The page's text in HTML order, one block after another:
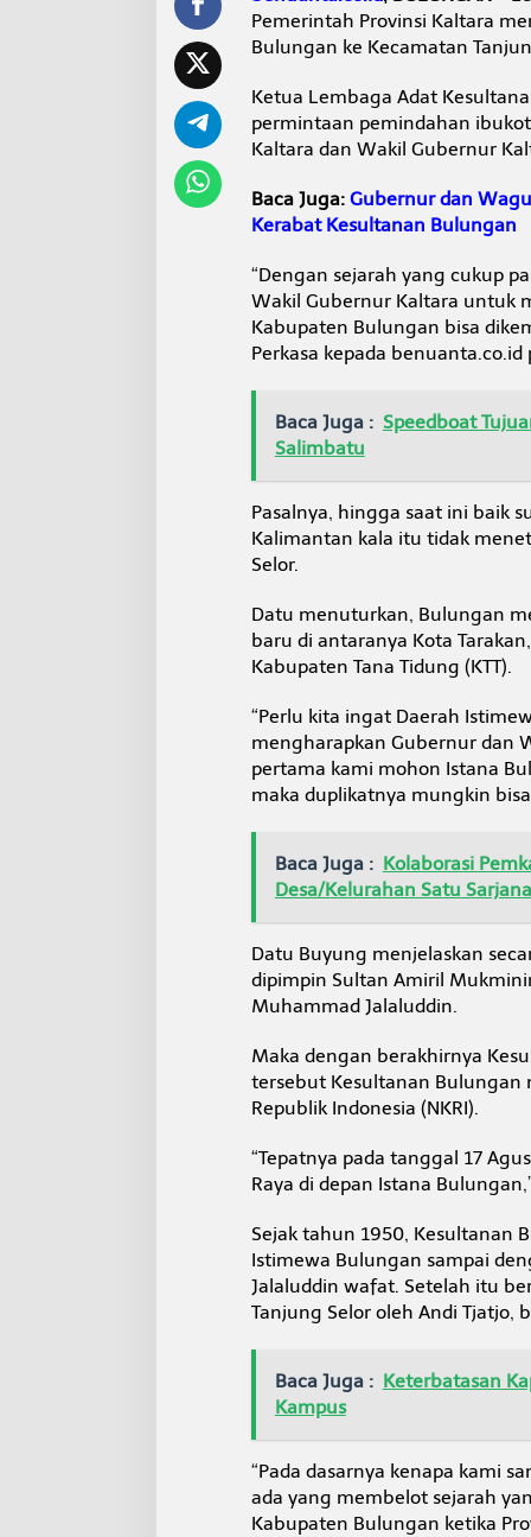
I
b
u
o
a
D
p
i
a
h
k
a
n
T
a
u
n
l
a
s
Pemerintah Provinsi Kaltara
Bulungan ke Kecamatan
Ketua Lembaga Adat
permintaan pemindahan
Kaltara dan Wakil Gubernur
Baca Juga: Gubernur dan
Kerabat Kesultanan Bulungan
“Dengan sejarah yang cukup
Wakil Gubernur Kaltara untuk
Kabupaten Bulungan bisa
Perkasa kepada benuanta.co.id
Baca Juga : Speedboat
Salimbatu
Pasalnya, hingga saat ini baik
Kalimantan kala itu tidak
Selor.
Datu menuturkan, Bulungan
baru di antaranya Kota
Kabupaten Tana Tidung (KTT).
“Perlu kita ingat Daerah
mengharapkan Gubernur dan
pertama kami mohon Istana
maka duplikatnya mungkin
Baca Juga : Kolaborasi
Desa/Kelurahan Satu Sarjana
Datu Buyung menjelaskan
dipimpin Sultan Amiril
Muhammad Jalaluddin.
Maka dengan berakhirnya
tersebut Kesultanan Bulungan
Republik Indonesia (NKRI).
“Tepatnya pada tanggal 17
Raya di depan Istana
Sejak tahun 1950, Kesultanan
Istimewa Bulungan sampai
Jalaluddin wafat. Setelah itu
Tanjung Selor oleh Andi Tjatjo,
Baca Juga : Keterbatasan
Kampus
“Pada dasarnya kenapa kami
ada yang membelot sejarah
Kabupaten Bulungan ketika